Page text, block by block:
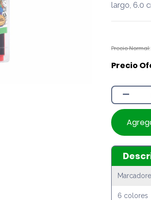
largo, 6.0
El
original
$2.790.
El
actual
$2.490.
-
6 colores